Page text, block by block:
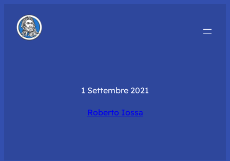
1 Settembre 2021
Roberto Iossa